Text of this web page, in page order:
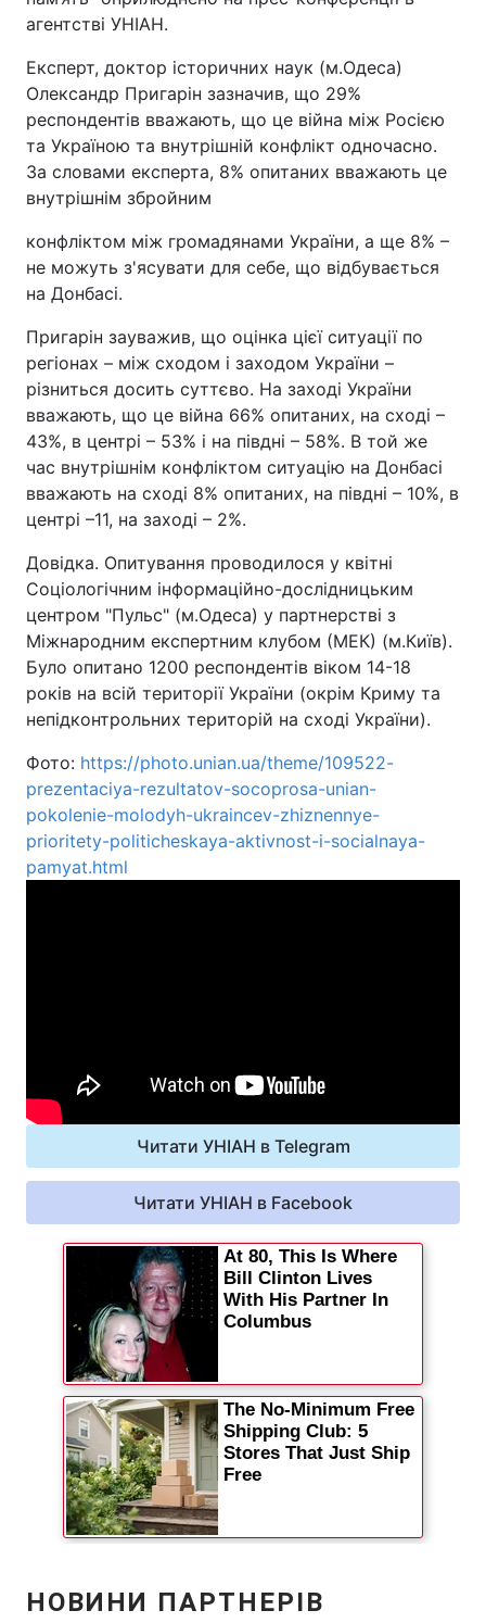
Зброя
Здоров'я Туризм
Цікавинки Погода
Відео з Youtube
Інтерв'ю Думки
Архів
Контакти
ПОСЛУГИ
Реклама на сайті Фотобанк
агентстві УНІАН.
Експерт, доктор історичних наук (м.Одеса)
Олександр Пригарін зазначив, що 29%
респондентів вважають, що це війна між Росією
та Україною та внутрішній конфлікт одночасно.
За словами експерта, 8% опитаних вважають це
внутрішнім збройним
конфліктом між громадянами України, а ще 8% –
не можуть з'ясувати для себе, що відбувається
на Донбасі.
Пригарін зауважив, що оцінка цієї ситуації по
регіонах – між сходом і заходом України –
різниться досить суттєво. На заході України
вважають, що це війна 66% опитаних, на сході –
43%, в центрі – 53% і на півдні – 58%. В той же
час внутрішнім конфліктом ситуацію на Донбасі
вважають на сході 8% опитаних, на півдні – 10%, в
центрі –11, на заході – 2%.
Довідка. Опитування проводилося у квітні
Соціологічним інформаційно-дослідницьким
центром "Пульс" (м.Одеса) у партнерстві з
Міжнародним експертним клубом (МЕК) (м.Київ).
Було опитано 1200 респондентів віком 14-18
років на всій території України (окрім Криму та
непідконтрольних територій на сході України).
Фото: https://photo.unian.ua/theme/109522-
prezentaciya-rezultatov-socoprosa-unian-
pokolenie-molodyh-ukraincev-zhiznennye-
prioritety-politicheskaya-aktivnost-i-socialnaya-
pamyat.html
Читати УНІАН в Telegram
Читати УНІАН в Facebook